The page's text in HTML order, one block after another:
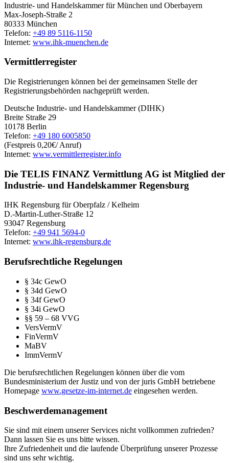
Industrie- und Handelskammer für München und Oberbayern
Max-Joseph-Straße 2
80333 München
Telefon: +49 89 5116-1150
Internet: www.ihk-muenchen.de
Vermittlerregister
Die Registrierungen können bei der gemeinsamen Stelle der
Registrierungsbehörden nachgeprüft werden.
Deutsche Industrie- und Handelskammer (DIHK)
Breite Straße 29
10178 Berlin
Telefon: +49 180 6005850
(Festpreis 0,20€/ Anruf)
Internet: www.vermittlerregister.info
Die TELIS FINANZ Vermittlung AG ist Mitglied der
Industrie- und Handelskammer Regensburg
IHK Regensburg für Oberpfalz / Kelheim
D.-Martin-Luther-Straße 12
93047 Regensburg
Telefon: +49 941 5694-0
Internet: www.ihk-regensburg.de
Berufsrechtliche Regelungen
§ 34c GewO
§ 34d GewO
§ 34f GewO
§ 34i GewO
§§ 59 – 68 VVG
VersVermV
FinVermV
MaBV
ImmVermV
Die berufsrechtlichen Regelungen können über die vom
Bundesministerium der Justiz und von der juris GmbH betriebene
Homepage www.gesetze-im-internet.de eingesehen werden.
Beschwerdemanagement
Sie sind mit einem unserer Services nicht vollkommen zufrieden?
Dann lassen Sie es uns bitte wissen.
Ihre Zufriedenheit und die laufende Überprüfung unserer Prozesse
sind uns sehr wichtig.